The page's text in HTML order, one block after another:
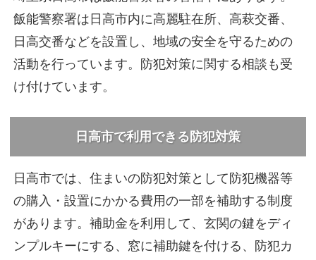
飯能警察署は日高市内に高麗駐在所、高萩交番、
日高交番などを設置し、地域の安全を守るための
活動を行っています。防犯対策に関する相談も受
け付けています。
日高市で利用できる防犯対策
日高市では、住まいの防犯対策として防犯機器等
の購入・設置にかかる費用の一部を補助する制度
があります。補助金を利用して、玄関の鍵をディ
ンプルキーにする、窓に補助鍵を付ける、防犯カ